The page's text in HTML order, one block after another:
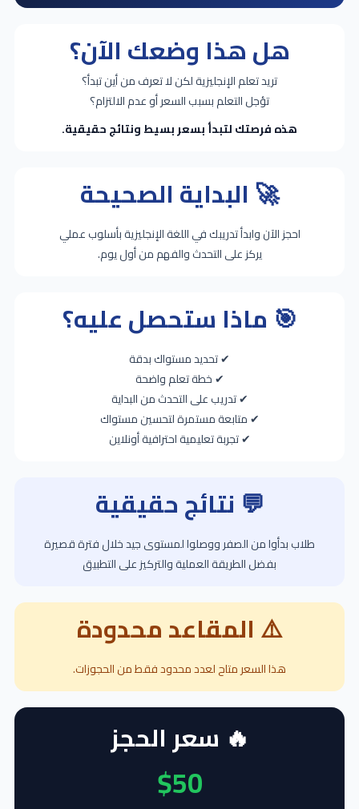
هل هذا وضعك الآن؟
تريد تعلم الإنجليزية لكن لا تعرف من أين تبدأ؟
تؤجل التعلم بسبب السعر أو عدم الالتزام؟
هذه فرصتك لتبدأ بسعر بسيط ونتائج حقيقية.
🚀 البداية الصحيحة
احجز الآن وابدأ تدريبك في اللغة الإنجليزية بأسلوب عملي
يركز على التحدث والفهم من أول يوم.
🎯 ماذا ستحصل عليه؟
✔ تحديد مستواك بدقة
✔ خطة تعلم واضحة
✔ تدريب على التحدث من البداية
✔ متابعة مستمرة لتحسين مستواك
✔ تجربة تعليمية احترافية أونلاين
💬 نتائج حقيقية
طلاب بدأوا من الصفر ووصلوا لمستوى جيد خلال فترة قصيرة
بفضل الطريقة العملية والتركيز على التطبيق
⚠️ المقاعد محدودة
هذا السعر متاح لعدد محدود فقط من الحجوزات.
🔥 سعر الحجز
$50